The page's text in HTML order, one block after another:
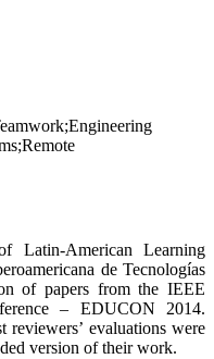
Latin-American Learning
de Tecnologías
of papers from the IEEE
– EDUCON 2014.
evaluations were
version of their work.